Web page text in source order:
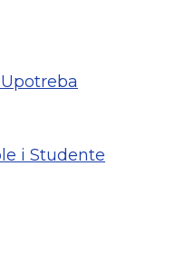
i Studente